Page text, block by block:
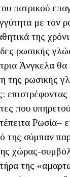
πατρικού
με τον
της
ρωσικής
Άνγκελα θα
της ρωσικής
που
Ρωσία–
της σύμπαν
χώρας-
της